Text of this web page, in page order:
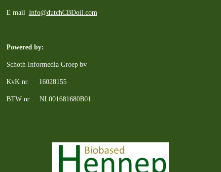
E mail info@dutchCBDoil.com
Powered by:
Schoth Informedia Groep bv
KvK nr. 16028155
BTW nr . NL001681680B01